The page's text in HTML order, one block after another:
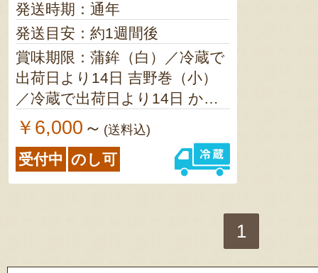
発送時期：通年
発送目安：約1週間後
賞味期限：蒲鉾（白）／冷蔵で
出荷日より14日 吉野巻（小）
／冷蔵で出荷日より14日 かま
揚げ／冷蔵で出荷日より14日
お好み棒／冷蔵で出荷日より14
日 だだかま／冷蔵で出荷日よ
り14日 お豆腐蒲鉾／冷蔵で出
￥6,000 ～ (送料込)
受付中 のし可
1